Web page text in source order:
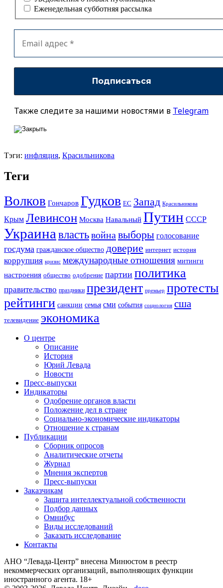
Еженедельная субботняя рассылка
Также следите за нашими новостями в Telegram
Тэги: инфляция, Красильникова
Теги
Волков Гончаров Гудков ЕС Запад Красильникова
Крым Левинсон Москва Навальный Путин СССР
Украина властьвойна выборы голосование
госдума гражданское общество доверие интернет история
коррупция кризис международные отношения митинги
настроения общество одобрение партии политика
правительство праздники президент премьер протесты
рейтинги санкции семья сми события социология сша
телевидение экономика
О центре
Описание
История
Юрий Левада
Новости
Пресс-выпуски
Индикаторы
Одобрение органов власти
Положение дел в стране
Социально-экономические индикаторы
Отношение к странам
Публикации
Сборник опросов
Аналитические отчеты
Журнал
Мнения экспертов
Пресс-выпуски
Заказчикам
Защита интеллектуальной собственности
Подбор данных
Омнибус
Виды исследований
Заказать исследование
Контакты
АНО “Левада-Центр” внесена Минюстом в реестр
некоммерческих организаций, выполняющих функции
иностранного агента. 18+